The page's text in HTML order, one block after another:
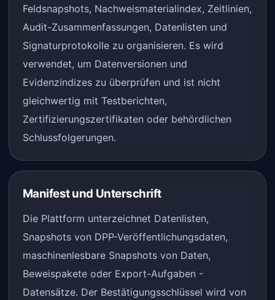
Feldsnapshots, Nachweismaterialindex, Zeitlinien,
Audit-Zusammenfassungen, Datenlisten und
Signaturprotokolle zu organisieren. Es wird
verwendet, um Datenversionen und
Evidenzindizes zu überprüfen und ist nicht
gleichwertig mit Testberichten,
Zertifizierungszertifikaten oder behördlichen
Schlussfolgerungen.
Manifest und Unterschrift
Die Plattform unterzeichnet Datenlisten,
Snapshots von DPP-Veröffentlichungsdaten,
maschinenlesbare Snapshots von Daten,
Beweispakete oder Export-Aufgaben -
Datensätze. Der Bestätigungsschlüssel wird von